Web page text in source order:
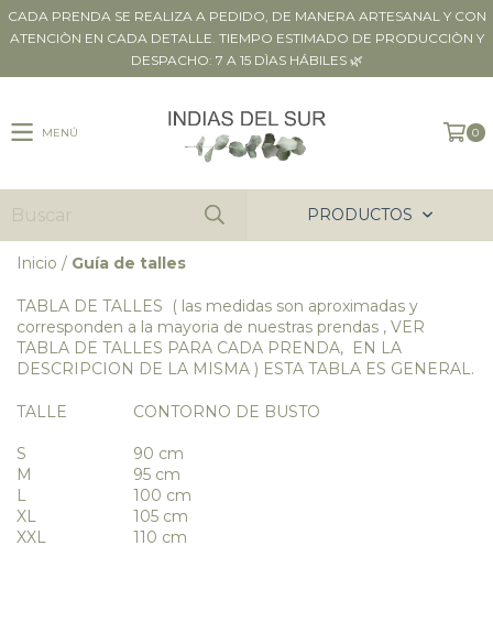
CADA PRENDA SE REALIZA A PEDIDO, DE MANERA ARTESANAL Y CON
ATENCIÒN EN CADA DETALLE. TIEMPO ESTIMADO DE PRODUCCIÒN Y
DESPACHO: 7 A 15 DÌAS HÁBILES 🌿
MENÚ 0
PRODUCTOS
Inicio / Guía de talles
TABLA DE TALLES ( las medidas son aproximadas y
corresponden a la mayoria de nuestras prendas , VER
TABLA DE TALLES PARA CADA PRENDA, EN LA
DESCRIPCION DE LA MISMA ) ESTA TABLA ES GENERAL.
TALLE CONTORNO DE BUSTO
S
90 cm
M
95 cm
L
100 cm
XL
105 cm
XXL
110 cm